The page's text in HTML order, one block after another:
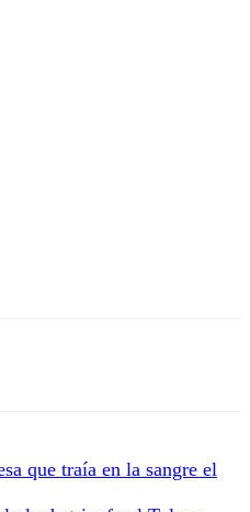
que traía en la sangre el